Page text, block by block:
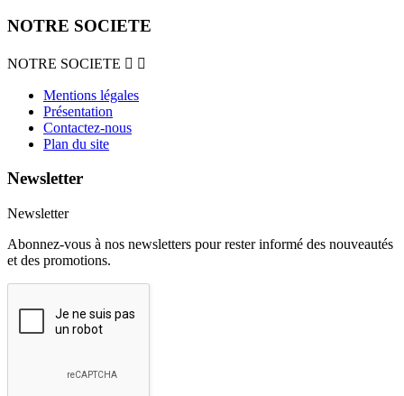
NOTRE SOCIETE
NOTRE SOCIETE  
Mentions légales
Présentation
Contactez-nous
Plan du site
Newsletter
Newsletter
Abonnez-vous à nos newsletters pour rester informé des nouveautés
et des promotions.